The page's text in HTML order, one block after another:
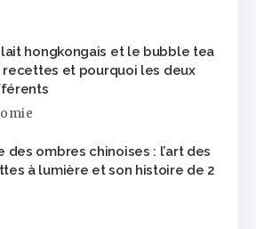
hongkongais et le bubble tea
recettes et pourquoi les deux
des ombres chinoises : l’art des
à lumière et son histoire de 2